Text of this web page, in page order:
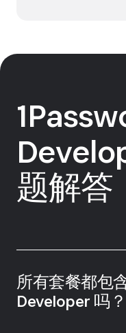
题解答
所有套餐都包
Developer 吗？